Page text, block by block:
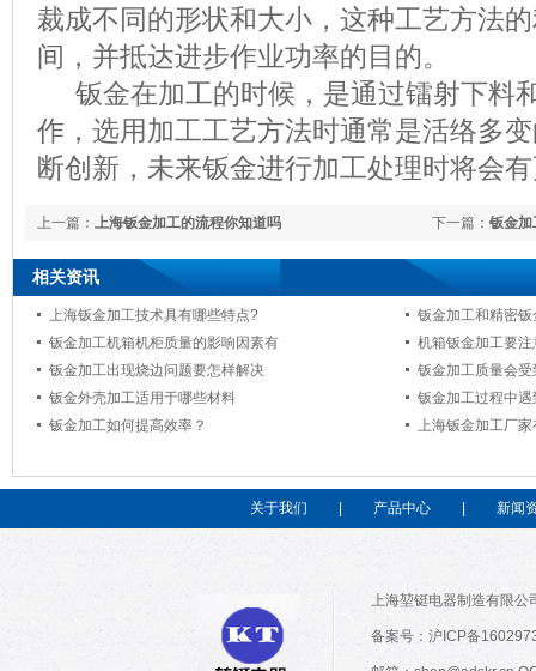
裁成不同的形状和大小，这种工艺方法
间，并抵达进步作业功率的目的。
钣金在加工的时候，是通过镭射下料
作，选用加工工艺方法时通常是活络多
断创新，未来钣金进行加工处理时将会
下一篇： 钣金加
上一篇： 上海钣金加工的流程你知道吗
相关资讯
上海钣金加工技术具有哪些特点?
钣金加工和精密
钣金加工机箱机柜质量的影响因素有
机箱钣金加工要
钣金加工出现烧边问题要怎样解决
钣金加工质量会
钣金外壳加工适用于哪些材料
钣金加工过程中
钣金加工如何提高效率？
上海钣金加工厂
关于我们 产品中心 新闻
上海堃铤电器制造有限
备案号：沪ICP备